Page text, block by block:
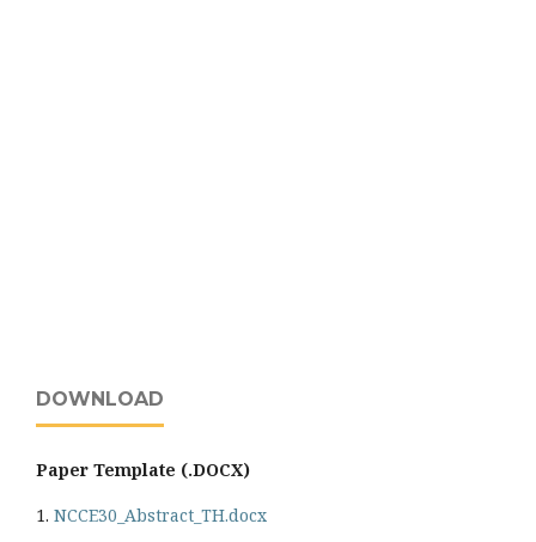
DOWNLOAD
Paper Template (.DOCX)
1. NCCE30_Abstract_TH.docx